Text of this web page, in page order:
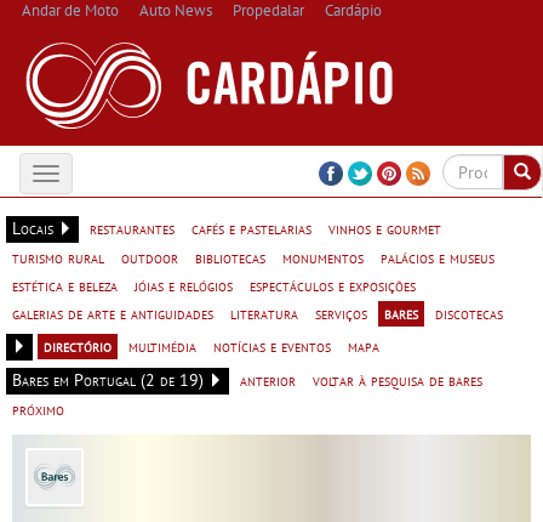
Andar de Moto Auto News Propedalar Cardápio
Toggle
navigation
Locais
restaurantes cafés e pastelarias
vinhos e gourmet
turismo rural
outdoor bibliotecas monumentos
palácios e museus
estética e beleza
jóias e relógios
espectáculos e exposições
galerias de arte e antiguidades
literatura serviços bares
discotecas
directório
multimédia notícias e eventos
mapa
Bares em Portugal (2 de 19)
anterior
voltar à pesquisa de bares
próximo